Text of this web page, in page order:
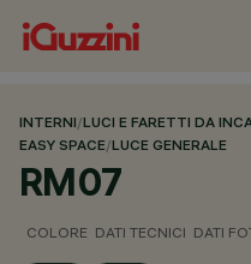
INTERNI/LUCI E FARETTI DA
EASY SPACE/LUCE GENERALE
RM07
COLORE DATI TECNICI DATI